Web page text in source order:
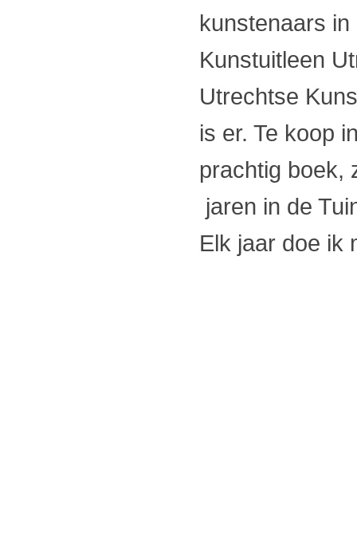
kunstenaars
Kunstuitleen
Utrechtse
is er. Te koop
prachtig boek,
jaren in de
Elk jaar doe ik